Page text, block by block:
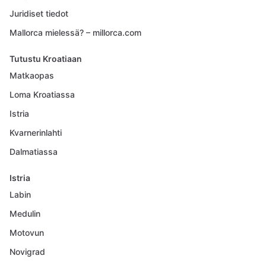
Juridiset tiedot
Mallorca mielessä? – millorca.com
Tutustu Kroatiaan
Matkaopas
Loma Kroatiassa
Istria
Kvarnerinlahti
Dalmatiassa
Istria
Labin
Medulin
Motovun
Novigrad